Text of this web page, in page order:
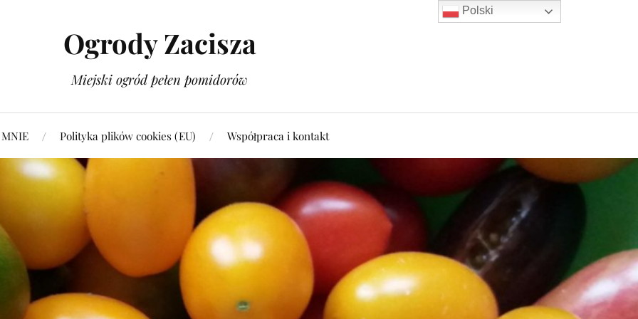
Ogrody Zacisza
Miejski ogród pełen pomidorów
Polityka plików cookies (EU) Współpraca i kontakt
Polski